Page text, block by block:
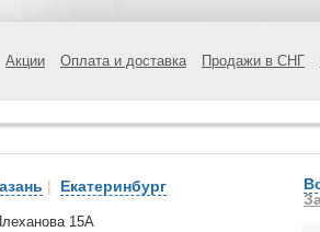
Акции Оплата и доставка Продажи в СНГ
| Екатеринбург
15А